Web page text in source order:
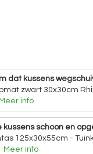
dat kussens
zwart 30x30cm
Meer info
kussens schoon en
125x30x55cm -
Meer info